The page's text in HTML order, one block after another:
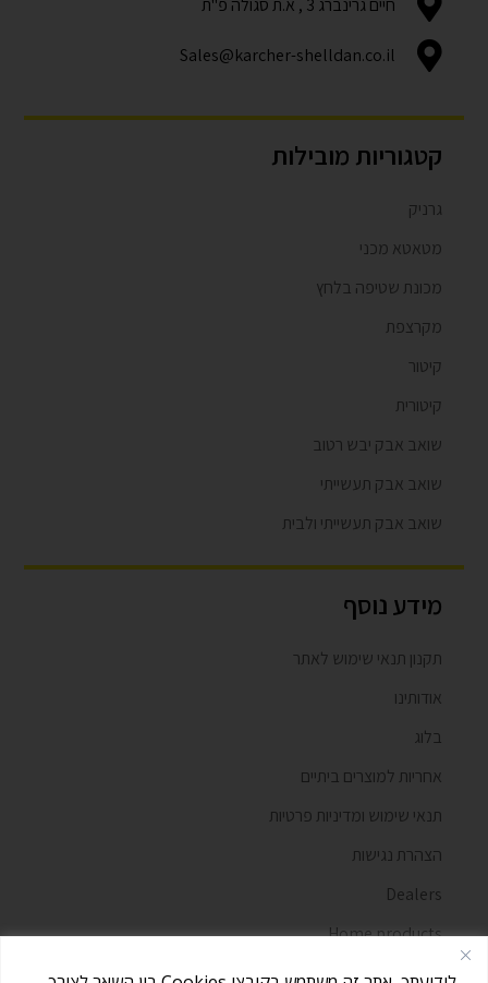
Sales@karcher-shelldan.co.il
קטגוריות מובילות
גרניק
מטאטא מכני
מכונת שטיפה בלחץ
מקרצפת
קיטור
קיטורית
שואב אבק יבש רטוב
שואב אבק תעשייתי
שואב אבק תעשייתי ולבית
מידע נוסף
תקנון תנאי שימוש לאתר
אודותינו
בלוג
אחריות למוצרים ביתיים
תנאי שימוש ומדיניות פרטיות
הצהרת נגישות
Dealers
Home products
מאמרים